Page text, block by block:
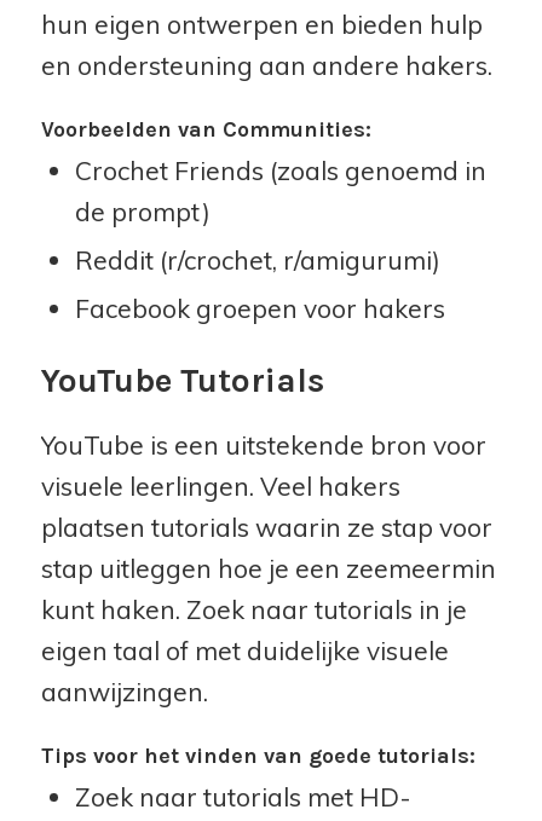
hun eigen ontwerpen en bieden hulp
en ondersteuning aan andere hakers.
Voorbeelden van Communities:
Crochet Friends (zoals genoemd in
de prompt)
Reddit (r/crochet, r/amigurumi)
Facebook groepen voor hakers
YouTube Tutorials
YouTube is een uitstekende bron voor
visuele leerlingen. Veel hakers
plaatsen tutorials waarin ze stap voor
stap uitleggen hoe je een zeemeermin
kunt haken. Zoek naar tutorials in je
eigen taal of met duidelijke visuele
aanwijzingen.
Tips voor het vinden van goede tutorials:
Zoek naar tutorials met HD-